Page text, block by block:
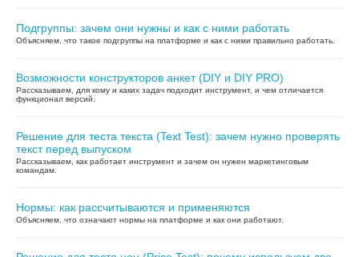
Подгруппы: зачем они нужны и как с ними работать
Объясняем, что такое подгруппы на платформе и как с ними правильно работать.
Возможности конструкторов анкет (DIY и DIY PRO)
Рассказываем, для кому и каких задач подходит инструмент, и чем отличается
функционал версий.
Решение для теста текста (Text Test): зачем нужно проверять
текст перед выпуском
Рассказываем, как работает инструмент и зачем он нужен маркетинговым
командам.
Нормы: как рассчитываются и применяются
Объясняем, что означают нормы на платформе и как они работают.